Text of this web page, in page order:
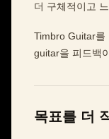
더 구체적이고
Timbro Guitar를
guitar을 피드백
목표를 더